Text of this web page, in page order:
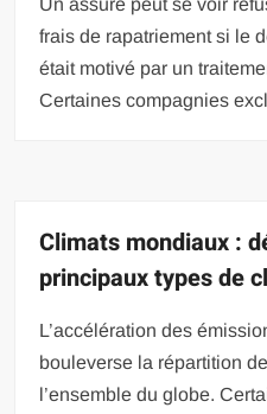
frais de rapatriement si le
était motivé par un
Certaines compagnies
Climats mondiaux :
principaux types de
L’accélération des
bouleverse la répartition
l’ensemble du globe.